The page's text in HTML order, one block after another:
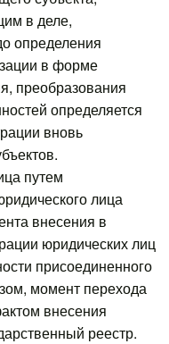
в деле,
определения
в форме
преобразования
определяется
вновь
путем
лица
внесения в
юридических лиц
присоединенного
момент перехода
внесения
реестр.